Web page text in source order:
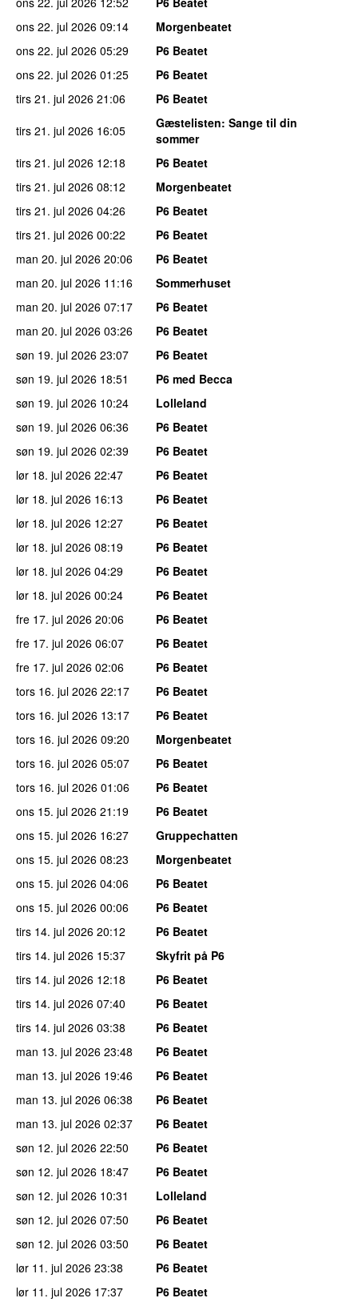
ons 22. jul 2026 09:14
Morgenbeatet
ons 22. jul 2026 05:29
P6 Beatet
ons 22. jul 2026 01:25
P6 Beatet
tirs 21. jul 2026 21:06
P6 Beatet
tirs 21. jul 2026 16:05 Gæstelisten: Sange til din
sommer
tirs 21. jul 2026 12:18
P6 Beatet
tirs 21. jul 2026 08:12
Morgenbeatet
tirs 21. jul 2026 04:26
P6 Beatet
tirs 21. jul 2026 00:22
P6 Beatet
man 20. jul 2026 20:06
P6 Beatet
man 20. jul 2026 11:16
Sommerhuset
man 20. jul 2026 07:17
P6 Beatet
man 20. jul 2026 03:26
P6 Beatet
søn 19. jul 2026 23:07
P6 Beatet
søn 19. jul 2026 18:51
P6 med Becca
søn 19. jul 2026 10:24
Lolleland
søn 19. jul 2026 06:36
P6 Beatet
søn 19. jul 2026 02:39
P6 Beatet
lør 18. jul 2026 22:47
P6 Beatet
lør 18. jul 2026 16:13
P6 Beatet
lør 18. jul 2026 12:27
P6 Beatet
lør 18. jul 2026 08:19
P6 Beatet
lør 18. jul 2026 04:29
P6 Beatet
lør 18. jul 2026 00:24
P6 Beatet
fre 17. jul 2026 20:06
P6 Beatet
fre 17. jul 2026 06:07
P6 Beatet
fre 17. jul 2026 02:06
P6 Beatet
tors 16. jul 2026 22:17
P6 Beatet
tors 16. jul 2026 13:17
P6 Beatet
tors 16. jul 2026 09:20
Morgenbeatet
tors 16. jul 2026 05:07
P6 Beatet
tors 16. jul 2026 01:06
P6 Beatet
ons 15. jul 2026 21:19
P6 Beatet
ons 15. jul 2026 16:27
Gruppechatten
ons 15. jul 2026 08:23
Morgenbeatet
ons 15. jul 2026 04:06
P6 Beatet
ons 15. jul 2026 00:06
P6 Beatet
tirs 14. jul 2026 20:12
P6 Beatet
tirs 14. jul 2026 15:37
Skyfrit på P6
tirs 14. jul 2026 12:18
P6 Beatet
tirs 14. jul 2026 07:40
P6 Beatet
tirs 14. jul 2026 03:38
P6 Beatet
man 13. jul 2026 23:48
P6 Beatet
man 13. jul 2026 19:46
P6 Beatet
man 13. jul 2026 06:38
P6 Beatet
man 13. jul 2026 02:37
P6 Beatet
søn 12. jul 2026 22:50
P6 Beatet
søn 12. jul 2026 18:47
P6 Beatet
søn 12. jul 2026 10:31
Lolleland
søn 12. jul 2026 07:50
P6 Beatet
søn 12. jul 2026 03:50
P6 Beatet
lør 11. jul 2026 23:38
P6 Beatet
lør 11. jul 2026 17:37
P6 Beatet